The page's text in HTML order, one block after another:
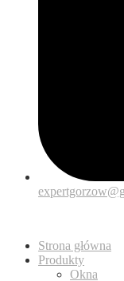
Strona główna
Produkty
Okna